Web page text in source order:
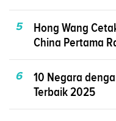
5
Hong Wang
China Pertama
6
10 Negara
Terbaik 2025